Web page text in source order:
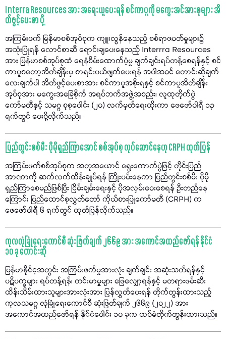
Interra Resources အား အရေးယူပေးရန် စင်ကာပူကို မကွေးအင်အားစုများ အိ
တ်ဖွင့်ပေးစာ ပို့
အကြမ်းဖက် မြန်မာစစ်အုပ်စုက ကျူးလွန်နေသည့် စစ်ရာဇဝတ်မှုများ၌
အသုံးပြုရန် လောင်စာဆီ ရောင်းချပေးနေသည့် Interrra Resources
အား မြန်မာစစ်အုပ်စုထံ ရေနံစိမ်းထောက်ပံ့မှု ချက်ချင်းရပ်တန့်စေရန်နှင့် စင်
ကာပူစတော့အိတ်ချိန်းမှ စာရင်းပယ်ဖျက်ပေးရန် အပါအဝင် တောင်းဆိုချက်
လေးချက်ပါ အိတ်ဖွင့်ပေးစာအား စင်ကာပူအစိုးရနှင့် စင်ကာပူအိတ်ချိန်း
အုပ်စုအား မကွေးအခြေစိုက် အရပ်ဘက်အဖွဲ့အစည်း၊ လူထုတိုက်ပွဲ
ကော်မတီနှင့် သမဂ္ဂ စုစုပေါင်း (၂၀) လက်မှတ်ရေးထိုးကာ ဖေဖော်ဝါရီ ၁၃
ရက်တွင် ပေးပို့လိုက်သည်။
ပြည်တွင်းစစ်မီး ပိုမိုရှည်ကြာအောင် စစ်အုပ်စု လုပ်ဆောင်နေဟု CRPH ထုတ်ပြန်
အကြမ်းဖက်စစ်အုပ်စုက အတုအယောင် ရွေးကောက်ပွဲဖြင့် တိုင်းပြည်
အာဏာကို ဆက်လက်ထိန်းချုပ်ရန် ကြိုးပမ်းနေကာ ပြည်တွင်းစစ်မီး ပိုမို
ရှည်ကြာစေမည်ဖြစ်ပြီး ငြိမ်းချမ်းရေးနှင့် ပိုအလှမ်းဝေးစေရန် ဦးတည်နေ
ကြောင်း ပြည်ထောင်စုလွှတ်တော် ကိုယ်စားပြုကော်မတီ (CRPH) က
ဖေဖော်ဝါရီ ၆ ရက်တွင် ထုတ်ပြန်လိုက်သည်။
ကုလလုံခြုံရေးကောင်စီ ဆုံးဖြတ်ချက် ၂၆၆၉ အား အကောင်အထည်ဖော်ရန် နိုင်ငံ
၁၀ ခု တောင်းဆို
မြန်မာနိုင်င့အတွင်း အကြမ်းဖက်မှုအားလုံး ချက်ချင်း အဆုံးသတ်ရန်နှင့်
ပဋိပက္ခများ ရပ်တန့်ရန်၊ တင်းမာမှုများ ဖြေလျှော့ရန်နှင့် မတရားဖမ်းဆီး
ထိန်းသိမ်းထားသူများအားလုံးအား ပြန်လွှတ်ပေးရန် တိုက်တွန်းထားသည့်
ကုလသမဂ္ဂ လုံခြုံရေးကောင်စီ ဆုံးဖြတ်ချက် ၂၆၆၉ (၂၀၂၂) အား
အကောင်အထည်ဖော်ရန် နိုင်ငံပေါင်း ၁၀ ခုက ထပ်မံတိုက်တွန်းထားသည်။